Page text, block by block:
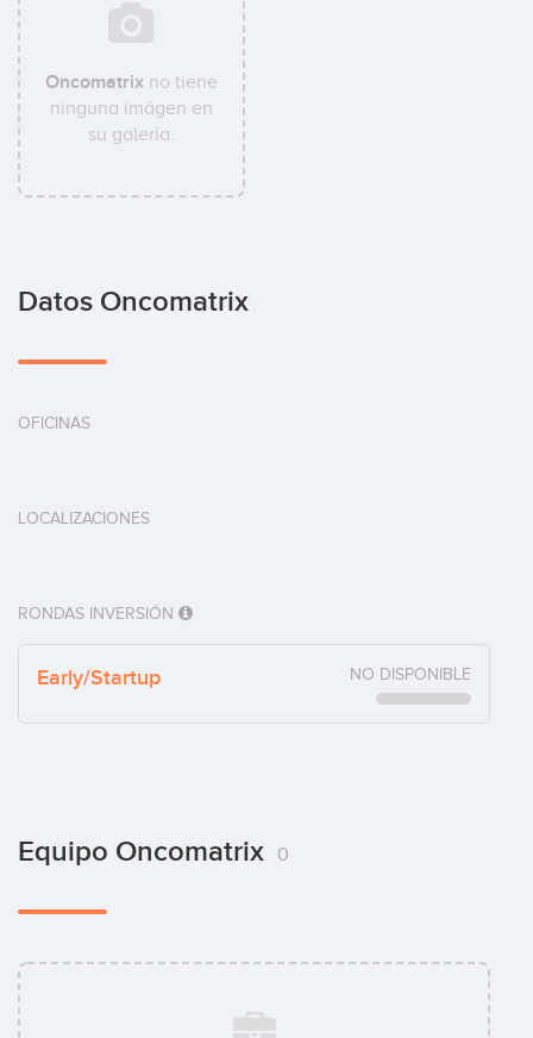
Oncomatrix no tiene
ninguna imágen en
su galería.
Datos Oncomatrix
OFICINAS
LOCALIZACIONES
RONDAS INVERSIÓN
Early/Startup NO DISPONIBLE
Equipo Oncomatrix 0